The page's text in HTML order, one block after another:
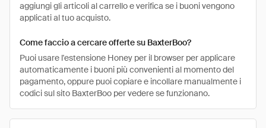
aggiungi gli articoli al carrello e verifica se i buoni vengono
applicati al tuo acquisto.
Come faccio a cercare offerte su BaxterBoo?
Puoi usare l'estensione Honey per il browser per applicare
automaticamente i buoni più convenienti al momento del
pagamento, oppure puoi copiare e incollare manualmente i
codici sul sito BaxterBoo per vedere se funzionano.